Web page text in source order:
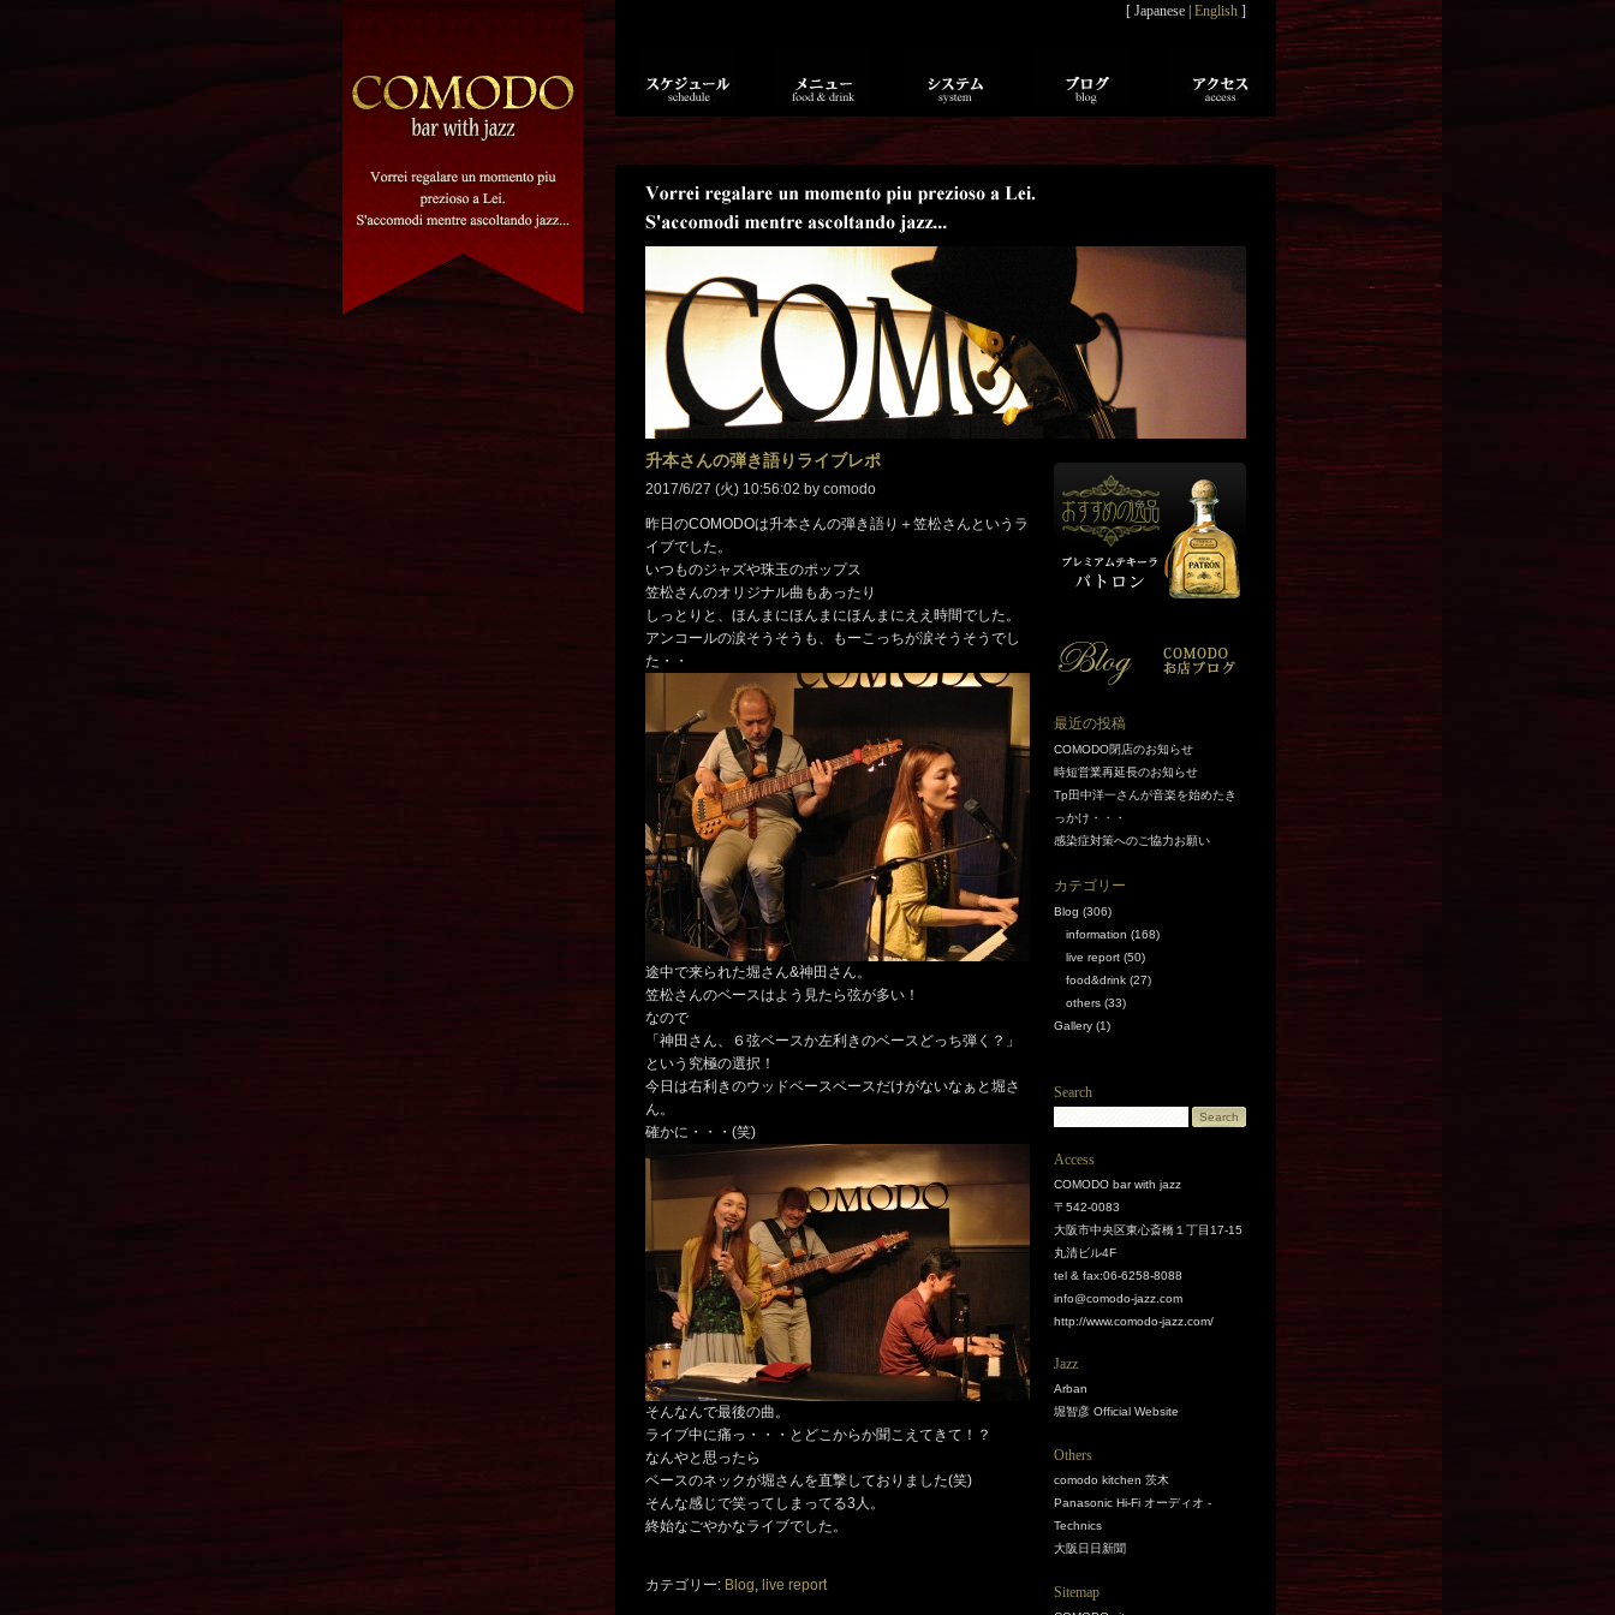
[ Japanese | English ]
升本さんの弾き語りライブレポ
2017/6/27 (火) 10:56:02 by comodo
昨日のCOMODOは升本さんの弾き語り＋笠松さんというラ
イブでした。
いつものジャズや珠玉のポップス
笠松さんのオリジナル曲もあったり
しっとりと、ほんまにほんまにほんまにええ時間でした。
アンコールの涙そうそうも、もーこっちが涙そうそうでし
た・・
途中で来られた堀さん&神田さん。
笠松さんのベースはよう見たら弦が多い！
なので
「神田さん、６弦ベースか左利きのベースどっち弾く？」
という究極の選択！
今日は右利きのウッドベースベースだけがないなぁと堀さ
ん。
確かに・・・(笑)
そんなんで最後の曲。
ライブ中に痛っ・・・とどこからか聞こえてきて！？
なんやと思ったら
ベースのネックが堀さんを直撃しておりました(笑)
そんな感じで笑ってしまってる3人。
終始なごやかなライブでした。
カテゴリー: Blog, live report
最近の投稿
COMODO閉店のお知らせ
時短営業再延長のお知らせ
Tp田中洋一さんが音楽を始めたき
っかけ・・・
感染症対策へのご協力お願い
カテゴリー
Blog (306)
information (168)
live report (50)
food&drink (27)
others (33)
Gallery (1)
Search
Access
COMODO bar with jazz
〒542-0083
大阪市中央区東心斎橋１丁目17-15
丸清ビル4F
tel & fax:06-6258-8088
info@comodo-jazz.com
http://www.comodo-jazz.com/
Jazz
Arban
堀智彦 Official Website
Others
comodo kitchen 茨木
Panasonic Hi-Fi オーディオ -
Technics
大阪日日新聞
Sitemap